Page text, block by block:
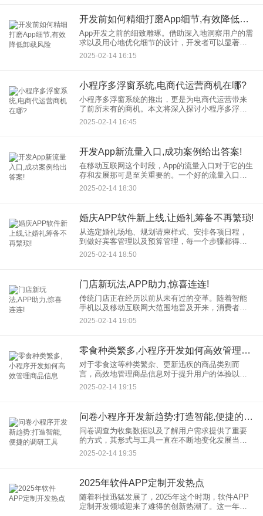
开发前如何精细打磨App细节,有效降低卸载风险
App开发之前的细致雕琢。借助深入地洞察用户的需
求以及用心地优化细节的设计，开发者可以显著地
降低App的卸载可能性，进而有效地提高用户的留存
比例。本文将会结合成功的案例，研讨怎样在开发
2025-02-14 16:15
小程序多浮窗系统,电商代运营商机在哪?
小程序多浮窗系统的推出，更是为电商代运营带来
了前所未有的商机。本文将深入探讨小程序多浮窗
系统如何为电商代运营开辟新的盈利空间。 ‌一、小
程序多浮窗系统提升用户体验，增强用户粘性
2025-02-14 16:45
开发App新流量入口,成功案例给出答案!
在移动互联网这个时段，App的流量入口对于它的生
存和发展那可是至关重要的。一个好的流量入口，
既能把众多用户吸引过来，又能让用户的体验更
好，这样就能促使业务增长。文章会借着几个成功
2025-02-14 18:30
婚庆APP软件新上线,让婚礼筹备不再繁琐!
从选定婚礼场地、规划请柬样式、安排各项日程，
到做好宾客管理以及预算管理，每一个步骤都得精
心谋划，花费不少时间与精力。不过伴随科技的进
展，一款崭新的婚庆APP软件顺势产生，它凭借其
2025-02-14 18:50
门店新玩法,APP助力,惊喜连连!
传统门店正在经历以前从未有过的变革。随着智能
手机以及移动互联网大范围地普及开来，消费者的
购物习惯和消费行为也在默默地发生着变化。为了
顺应这个趋势，越来越多的门店开始摸索与APP相
2025-02-14 19:05
零食种类繁多,小程序开发如何高效管理商品信息
对于零食这等种类繁杂、更新迅疾的商品类别而
言，高效地管理商品信息对于提升用户的体验以及
优化运营的策略来讲是极为关键的。本文将会探讨
怎样经由小程序的开发来达成零食商品信息的高效
2025-02-14 19:15
问卷小程序开发新趋势:打造智能,便捷的调研工具
问卷调查为收集数据以及了解用户需求提供了重要
的方式，其形式与工具一直在不断地变化发展当
中。伴随小程序技术的迅猛发展，问卷小程序，已
然变成了市场调研领域的新宠儿。它们不但给予了
2025-02-14 19:35
2025年软件APP定制开发热点
随着科技迅猛发展了，2025年这个时期，软件APP
定制开发领域迎来了难得的创新热潮了。这一年之